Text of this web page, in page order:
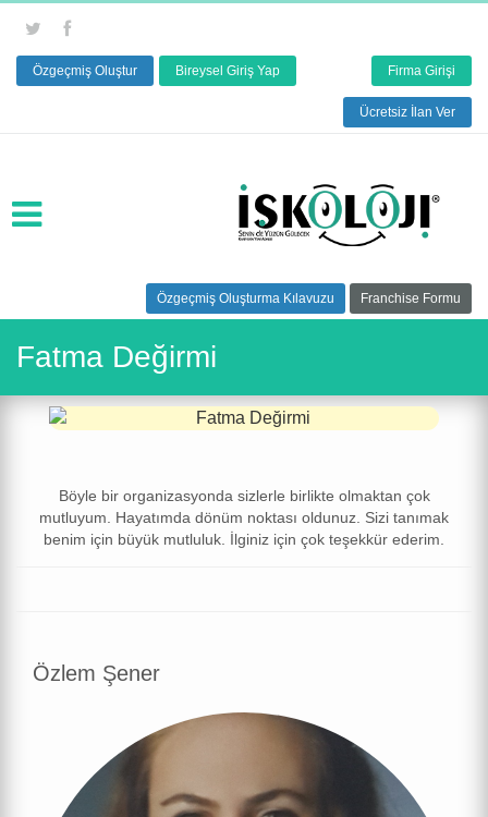
Özgeçmiş Oluştur Bireysel Giriş Yap Firma Girişi
Ücretsiz İlan Ver
Özgeçmiş Oluşturma Kılavuzu Franchise Formu
Fatma Değirmi
Böyle bir organizasyonda sizlerle birlikte olmaktan çok
mutluyum. Hayatımda dönüm noktası oldunuz. Sizi tanımak
benim için büyük mutluluk. İlginiz için çok teşekkür ederim.
Özlem Şener